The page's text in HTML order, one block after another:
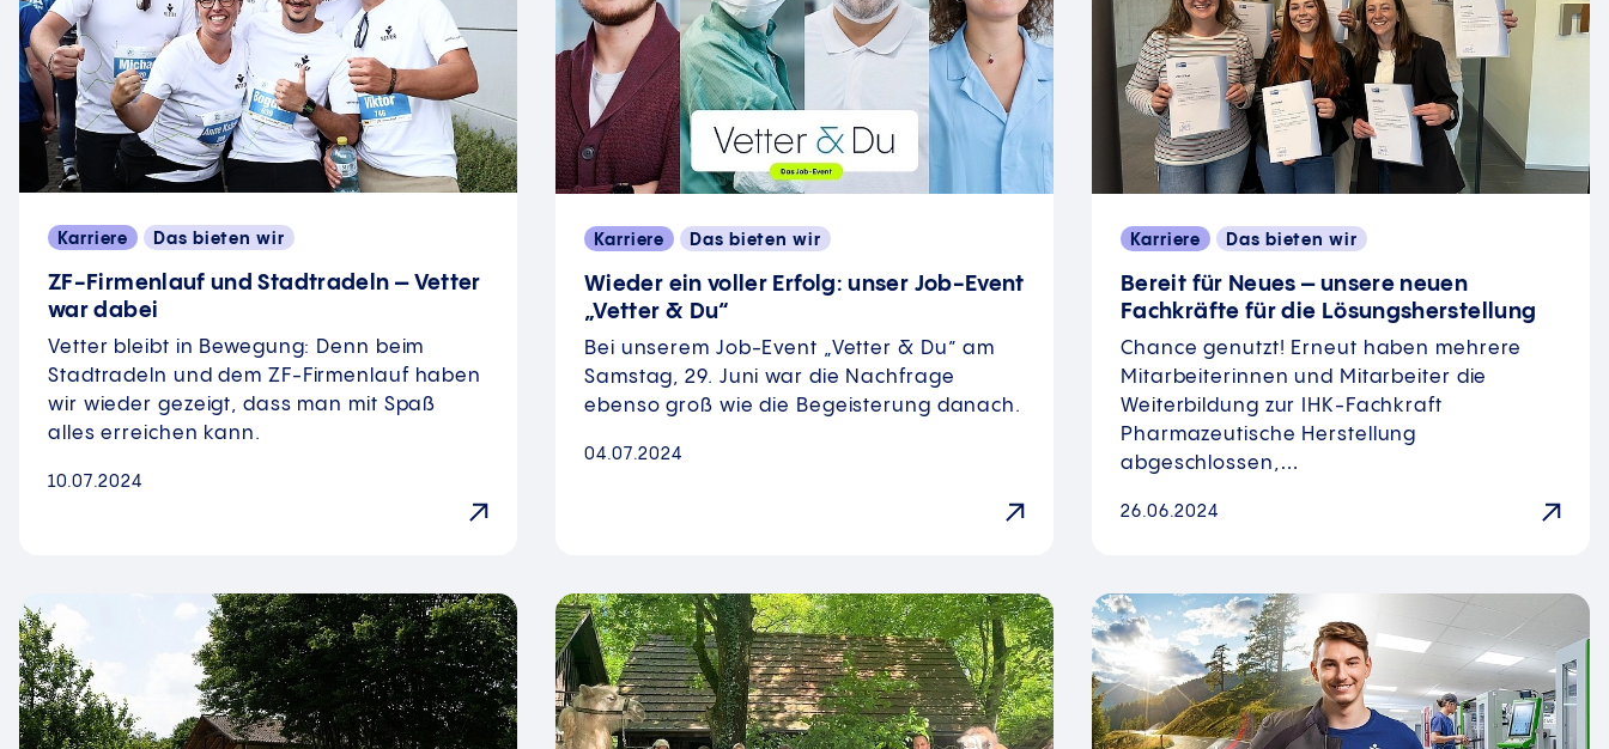
Karriere Das bieten wir
ZF-Firmenlauf und Stadtradeln – Vetter
war dabei
Vetter bleibt in Bewegung: Denn beim
Stadtradeln und dem ZF-Firmenlauf haben
wir wieder gezeigt, dass man mit Spaß
alles erreichen kann.
10.07.2024
Karriere Das bieten wir
Wieder ein voller Erfolg: unser Job-Event
„Vetter & Du“
Bei unserem Job-Event „Vetter & Du” am
Samstag, 29. Juni war die Nachfrage
ebenso groß wie die Begeisterung danach.
04.07.2024
Karriere Das bieten wir
Bereit für Neues – unsere neuen
Fachkräfte für die Lösungsherstellung
Chance genutzt! Erneut haben mehrere
Mitarbeiterinnen und Mitarbeiter die
Weiterbildung zur IHK-Fachkraft
Pharmazeutische Herstellung
abgeschlossen,…
26.06.2024